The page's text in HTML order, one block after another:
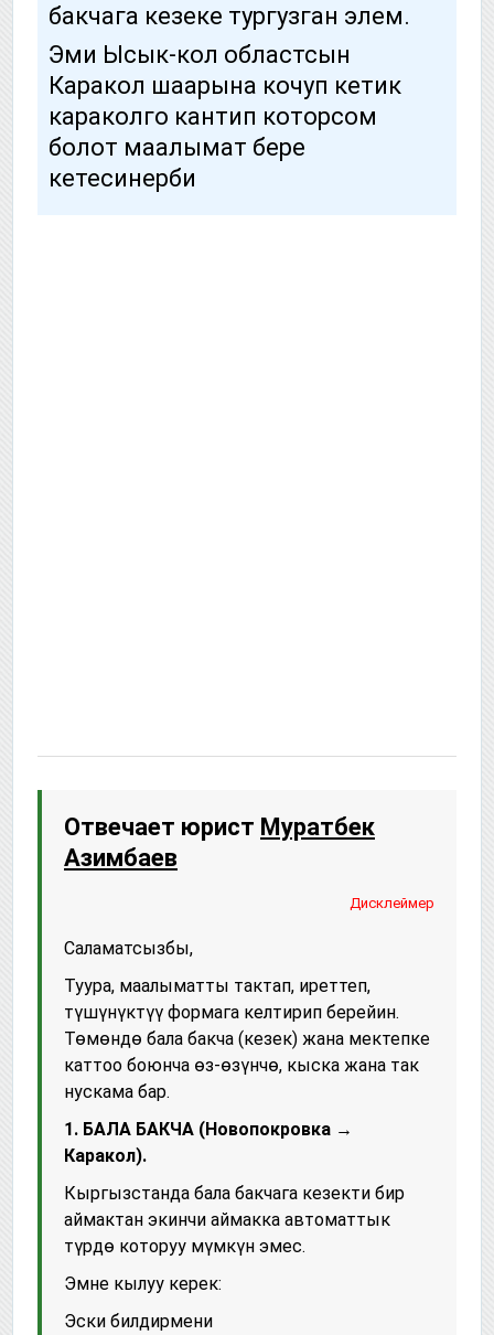
бакчага кезеке тургузган элем.
Эми Ысык-кол областсын
Каракол шаарына кочуп кетик
караколго кантип которсом
болот маалымат бере
кетесинерби
Отвечает юрист Муратбек
Азимбаев
Дисклеймер
Саламатсызбы,
Туура, маалыматты тактап, иреттеп,
түшүнүктүү формага келтирип берейин.
Төмөндө бала бакча (кезек) жана мектепке
каттоо боюнча өз-өзүнчө, кыска жана так
нускама бар.
1. БАЛА БАКЧА (Новопокровка →
Каракол).
Кыргызстанда бала бакчага кезекти бир
аймактан экинчи аймакка автоматтык
түрдө которуу мүмкүн эмес.
Эмне кылуу керек:
Эски билдирмени